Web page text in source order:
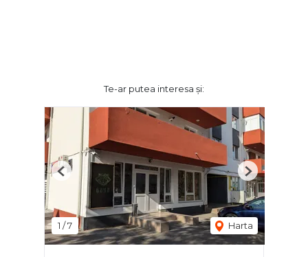
Te-ar putea interesa și:
1 /7 Harta
Previous Next